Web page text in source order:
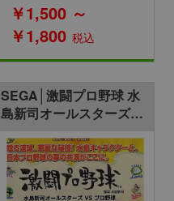
￥1,500 ～
￥1,800 税込
SEGA│激闘プロ野球 水
島新司オールスターズVS